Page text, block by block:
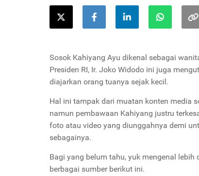
Sosok Kahiyang Ayu dikenal sebagai
Presiden RI, Ir. Joko Widodo ini juga
diajarkan orang tuanya sejak kecil.
Hal ini tampak dari muatan konten media
namun pembawaan Kahiyang justru
foto atau video yang diunggahnya demi
sebagainya.
Bagi yang belum tahu, yuk mengenal
berbagai sumber berikut ini.